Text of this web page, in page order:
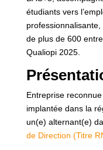
étudiants vers
de plus de 600
Qualiopi 2025.
Entreprise
implantée dans la
un(e) alternant(e)
de Direction (Titre